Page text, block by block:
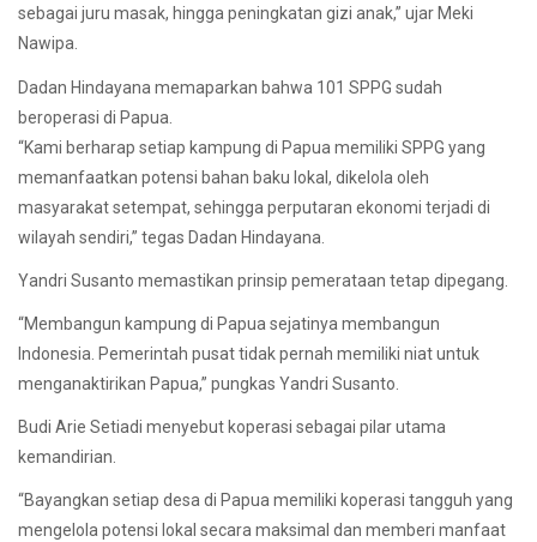
sebagai juru masak, hingga peningkatan gizi anak,” ujar Meki
Nawipa.
Dadan Hindayana memaparkan bahwa 101 SPPG sudah
beroperasi di Papua.
“Kami berharap setiap kampung di Papua memiliki SPPG yang
memanfaatkan potensi bahan baku lokal, dikelola oleh
masyarakat setempat, sehingga perputaran ekonomi terjadi di
wilayah sendiri,” tegas Dadan Hindayana.
Yandri Susanto memastikan prinsip pemerataan tetap dipegang.
“Membangun kampung di Papua sejatinya membangun
Indonesia. Pemerintah pusat tidak pernah memiliki niat untuk
menganaktirikan Papua,” pungkas Yandri Susanto.
Budi Arie Setiadi menyebut koperasi sebagai pilar utama
kemandirian.
“Bayangkan setiap desa di Papua memiliki koperasi tangguh yang
mengelola potensi lokal secara maksimal dan memberi manfaat